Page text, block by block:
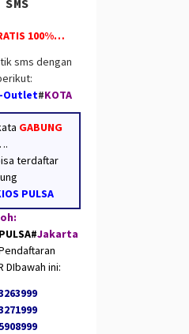
100%…
sms dengan
Outlet#KOTA
GABUNG
terdaftar
PULSA
#Jakarta
DIbawah ini: